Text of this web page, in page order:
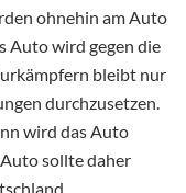
ohnehin am Auto
Auto wird gegen die
bleibt nur
durchzusetzen.
wird das Auto
sollte daher